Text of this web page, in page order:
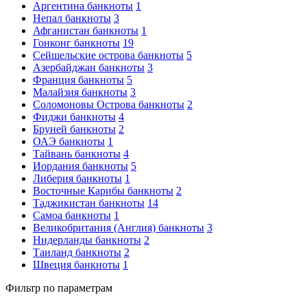
Аргентина банкноты 1
Непал банкноты 3
Афганистан банкноты 1
Гонконг банкноты 19
Сейшельские острова банкноты 5
Азербайджан банкноты 3
Франция банкноты 5
Малайзия банкноты 3
Соломоновы Острова банкноты 2
Фиджи банкноты 4
Бруней банкноты 2
ОАЭ банкноты 1
Тайвань банкноты 4
Иордания банкноты 5
Либерия банкноты 1
Восточные Карибы банкноты 2
Таджикистан банкноты 14
Самоа банкноты 1
Великобритания (Англия) банкноты 3
Нидерланды банкноты 2
Таиланд банкноты 2
Швеция банкноты 1
Фильтр по параметрам